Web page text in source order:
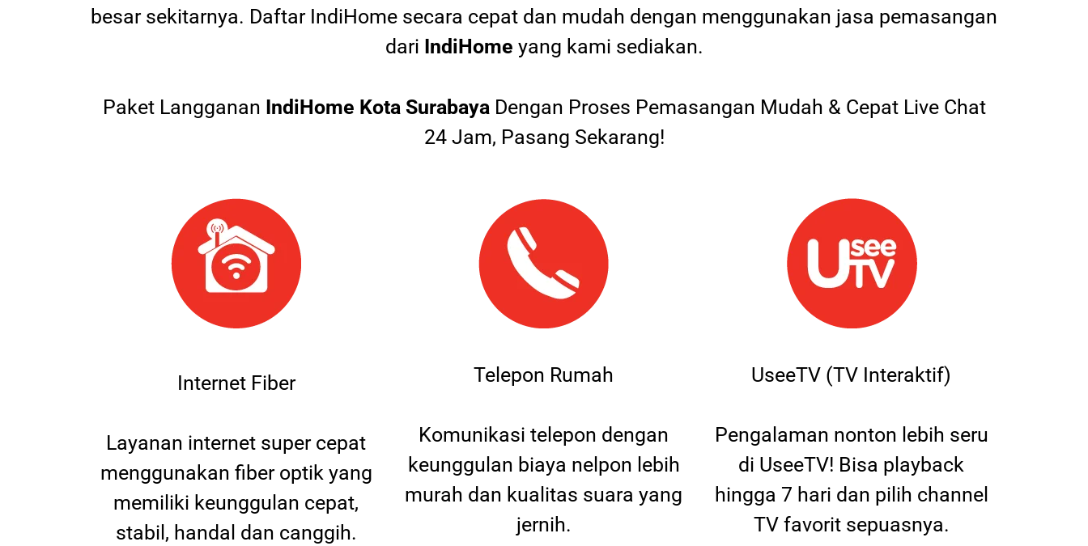
besar sekitarnya. Daftar IndiHome secara cepat dan mudah dengan menggunakan jasa pemasangan
dari IndiHome yang kami sediakan.
Paket Langganan IndiHome Kota SurabayaDengan Proses Pemasangan Mudah & Cepat Live Chat
24 Jam, Pasang Sekarang!
Internet Fiber
Layanan internet super cepat
menggunakan fiber optik yang
memiliki keunggulan cepat,
stabil, handal dan canggih.
Telepon Rumah
Komunikasi telepon dengan
keunggulan biaya nelpon lebih
murah dan kualitas suara yang
jernih.
UseeTV (TV Interaktif)
Pengalaman nonton lebih seru
di UseeTV! Bisa playback
hingga 7 hari dan pilih channel
TV favorit sepuasnya.